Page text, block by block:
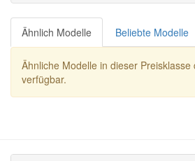
Ähnlich Modelle Beliebte Modelle
Ähnliche Modelle in dieser Preisklasse
verfügbar.